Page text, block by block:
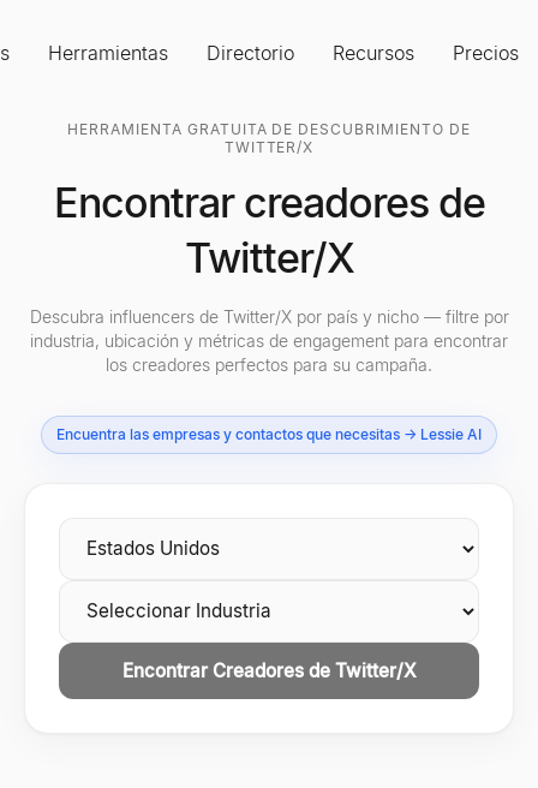
Herramientas Directorio Recursos Precios
HERRAMIENTA GRATUITA DE DESCUBRIMIENTO DE
TWITTER/X
Encontrar creadores de
Twitter/X
Descubra influencers de Twitter/X por país y nicho — filtre por
industria, ubicación y métricas de engagement para encontrar
los creadores perfectos para su campaña.
Encuentra las empresas y contactos que necesitas → Lessie AI
Encontrar Creadores de Twitter/X